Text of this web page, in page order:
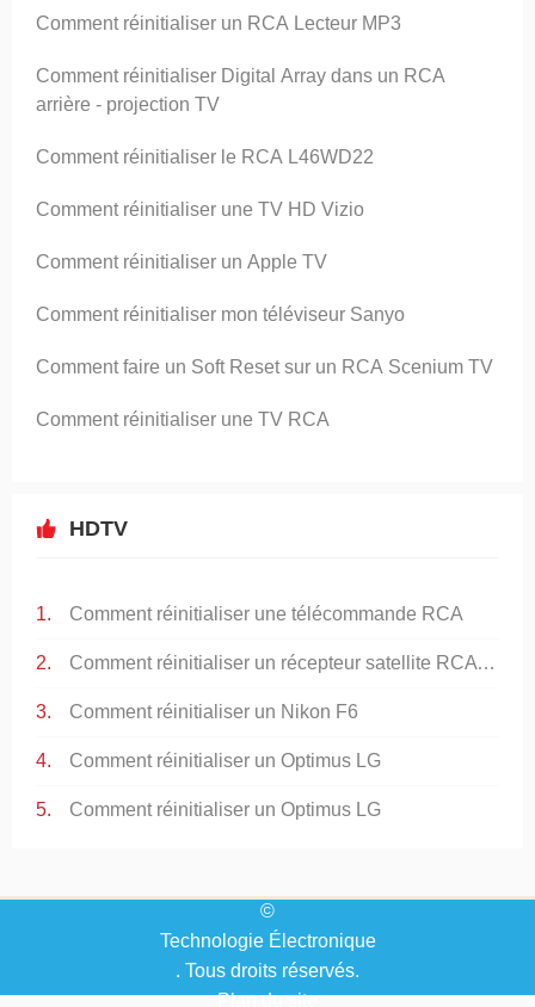
Comment réinitialiser un RCA Lecteur MP3
Comment réinitialiser Digital Array dans un RCA
arrière - projection TV
Comment réinitialiser le RCA L46WD22
Comment réinitialiser une TV HD Vizio
Comment réinitialiser un Apple TV
Comment réinitialiser mon téléviseur Sanyo
Comment faire un Soft Reset sur ​​un RCA Scenium TV
Comment réinitialiser une TV RCA
HDTV
Comment réinitialiser une télécommande RCA
Comment réinitialiser un récepteur satellite RCA DRD420RE
Comment réinitialiser un Nikon F6
Comment réinitialiser un Optimus LG
Comment réinitialiser un Optimus LG
©
Technologie Électronique
. Tous droits réservés.
Plan du site